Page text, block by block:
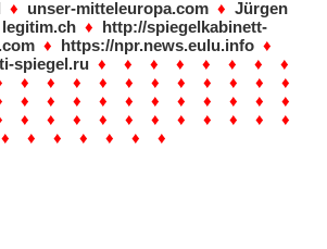
♦ unser-mitteleuropa.com♦ Jürgen
legitim.ch♦ http://spiegelkabinett-
♦ https://npr.news.eulu.info♦
spiegel.ru ♦ ♦ ♦ ♦ ♦ ♦ ♦ ♦
♦ ♦ ♦ ♦ ♦ ♦ ♦ ♦ ♦ ♦ ♦
♦ ♦ ♦ ♦ ♦ ♦ ♦ ♦ ♦ ♦ ♦
♦ ♦ ♦ ♦ ♦ ♦ ♦ ♦ ♦ ♦ ♦
♦ ♦ ♦ ♦ ♦ ♦ ♦